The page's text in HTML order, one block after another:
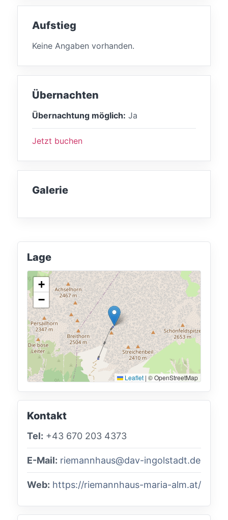
Aufstieg
Keine Angaben vorhanden.
Übernachten
Übernachtung möglich: Ja
Jetzt buchen
Galerie
Lage
+
−
Leaflet | © OpenStreetMap
Kontakt
Tel: +43 670 203 4373
E-Mail: riemannhaus@dav-ingolstadt.de
Web: https://riemannhaus-maria-alm.at/